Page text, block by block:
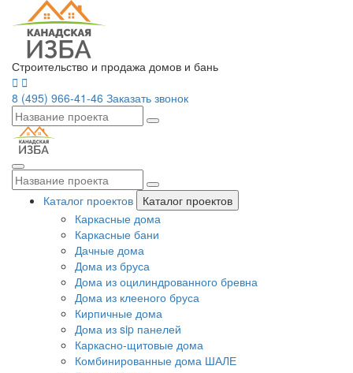
Строительство и продажа домов и бань
8 (495) 966-41-46 Заказать звонок
Каталог проектов
Каталог проектов
Каркасные дома
Каркасные бани
Дачные дома
Дома из бруса
Дома из оцилиндрованного бревна
Дома из клееного бруса
Кирпичные дома
Дома из sip панелей
Каркасно-щитовые дома
Комбинированные дома ШАЛЕ